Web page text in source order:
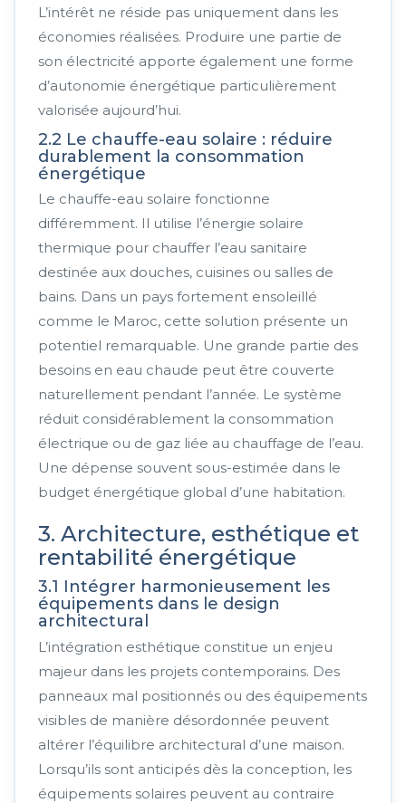
L’intérêt ne réside pas uniquement dans les
économies réalisées. Produire une partie de
son électricité apporte également une forme
d’autonomie énergétique particulièrement
valorisée aujourd’hui.
2.2 Le chauffe-eau solaire : réduire
durablement la consommation
énergétique
Le chauffe-eau solaire fonctionne
différemment. Il utilise l’énergie solaire
thermique pour chauffer l’eau sanitaire
destinée aux douches, cuisines ou salles de
bains. Dans un pays fortement ensoleillé
comme le Maroc, cette solution présente un
potentiel remarquable. Une grande partie des
besoins en eau chaude peut être couverte
naturellement pendant l’année. Le système
réduit considérablement la consommation
électrique ou de gaz liée au chauffage de l’eau.
Une dépense souvent sous-estimée dans le
budget énergétique global d’une habitation.
3. Architecture, esthétique et
rentabilité énergétique
3.1 Intégrer harmonieusement les
équipements dans le design
architectural
L’intégration esthétique constitue un enjeu
majeur dans les projets contemporains. Des
panneaux mal positionnés ou des équipements
visibles de manière désordonnée peuvent
altérer l’équilibre architectural d’une maison.
Lorsqu’ils sont anticipés dès la conception, les
équipements solaires peuvent au contraire